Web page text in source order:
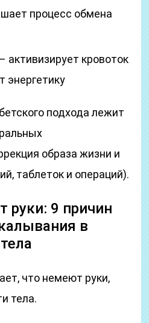
процесс обмена
активизирует кровоток
энергетику
подхода лежит
образа жизни и
таблеток и операций).
руки: 9 причин
в
что немеют руки,
тела.